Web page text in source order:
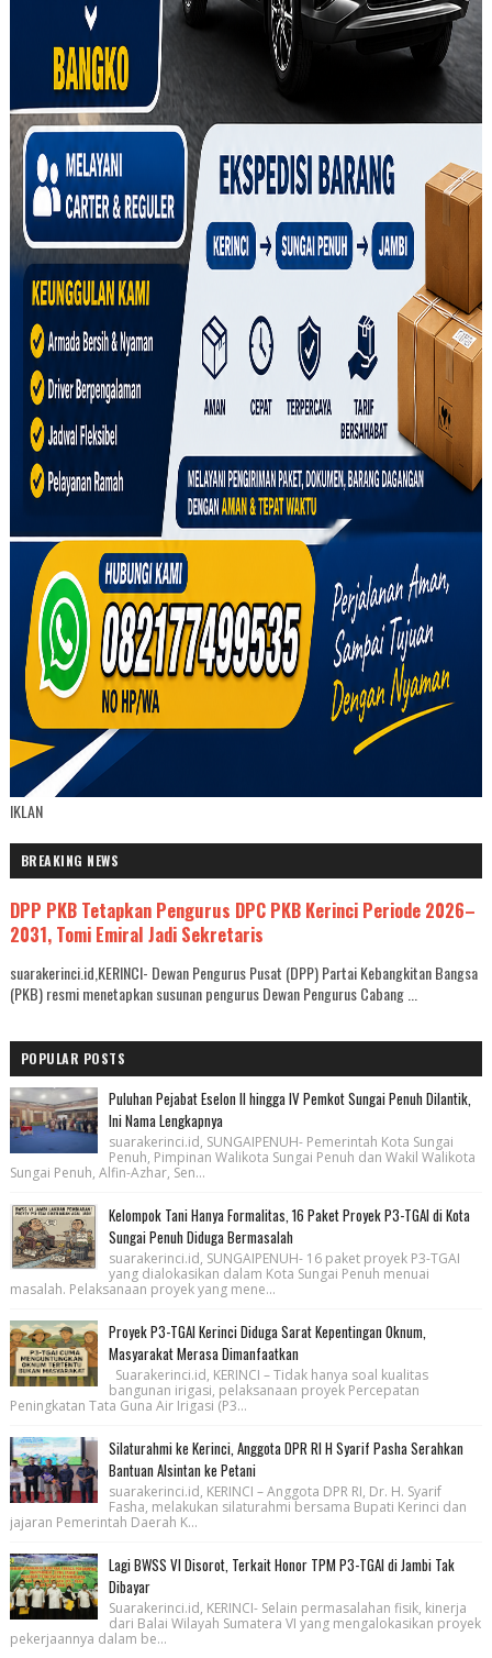
IKLAN
BREAKING NEWS
DPP PKB Tetapkan Pengurus DPC PKB Kerinci Periode 2026–
2031, Tomi Emiral Jadi Sekretaris
suarakerinci.id,KERINCI- Dewan Pengurus Pusat (DPP) Partai Kebangkitan Bangsa
(PKB) resmi menetapkan susunan pengurus Dewan Pengurus Cabang ...
POPULAR POSTS
Puluhan Pejabat Eselon II hingga IV Pemkot Sungai Penuh Dilantik,
Ini Nama Lengkapnya
suarakerinci.id, SUNGAIPENUH- Pemerintah Kota Sungai
Penuh, Pimpinan Walikota Sungai Penuh dan Wakil Walikota
Sungai Penuh, Alfin-Azhar, Sen...
Kelompok Tani Hanya Formalitas, 16 Paket Proyek P3-TGAI di Kota
Sungai Penuh Diduga Bermasalah
suarakerinci.id, SUNGAIPENUH- 16 paket proyek P3-TGAI
yang dialokasikan dalam Kota Sungai Penuh menuai
masalah. Pelaksanaan proyek yang mene...
Proyek P3-TGAI Kerinci Diduga Sarat Kepentingan Oknum,
Masyarakat Merasa Dimanfaatkan
Suarakerinci.id, KERINCI – Tidak hanya soal kualitas
bangunan irigasi, pelaksanaan proyek Percepatan
Peningkatan Tata Guna Air Irigasi (P3...
Silaturahmi ke Kerinci, Anggota DPR RI H Syarif Pasha Serahkan
Bantuan Alsintan ke Petani
suarakerinci.id, KERINCI – Anggota DPR RI, Dr. H. Syarif
Fasha, melakukan silaturahmi bersama Bupati Kerinci dan
jajaran Pemerintah Daerah K...
Lagi BWSS VI Disorot, Terkait Honor TPM P3-TGAI di Jambi Tak
Dibayar
Suarakerinci.id, KERINCI- Selain permasalahan fisik, kinerja
dari Balai Wilayah Sumatera VI yang mengalokasikan proyek
pekerjaannya dalam be...